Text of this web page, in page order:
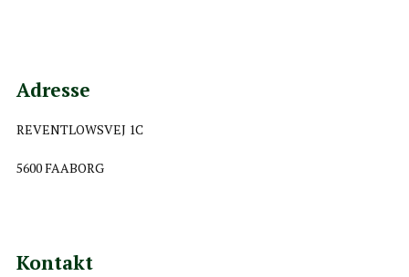
Adresse
REVENTLOWSVEJ 1C
5600 FAABORG
Kontakt